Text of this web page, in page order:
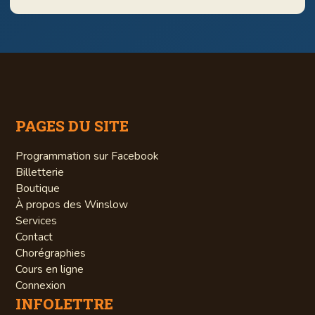
consommations. En cas contraire, il sera
PAGES DU SITE
Programmation sur Facebook
Billetterie
Boutique
À propos des Winslow
Services
Contact
Chorégraphies
Cours en ligne
Connexion
INFOLETTRE